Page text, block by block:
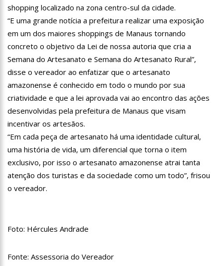
11:52 Petrobras anuncia nova política de preços de combustíveis
Acusado de divulgar fotos de corpo de Marília Mendonça e
de outros artistas mortos vira réu
11:28 Casal é surpreendido com gravidez de sêxtuplos e pai ‘passa
mal’
11:22 UEA e Sejusc lançam cursos de capacitação para
atendimento a Pessoas com Deficiência
11:09 Bruna Biancardi ganha mimo de R$ 820 de Neymar: ‘Se fez
presente mesmo distante’
Wilson Lima entrega Caimi Ada Rodrigues Viana revitalizado
à população idosa da zona oeste
14:25 Confira quais bairros de Manaus ficarão sem energia nesta
segunda-feira (15)
14:17 Motoristas de aplicativo entram em greve em todo o Brasil
Após matar colegas, policial grava vídeo: “Te vejo no inferno”;
13:35 Mulher morre atropelada a caminho do trabalho em Manaus
vasta programação em nove espaços culturais
shopping localizado na zona centro-sul da cidade.
“E uma grande notícia a prefeitura realizar uma exposição
em um dos maiores shoppings de Manaus tornando
concreto o objetivo da Lei de nossa autoria que cria a
Semana do Artesanato e Semana do Artesanato Rural”,
disse o vereador ao enfatizar que o artesanato
amazonense é conhecido em todo o mundo por sua
criatividade e que a lei aprovada vai ao encontro das ações
desenvolvidas pela prefeitura de Manaus que visam
incentivar os artesãos.
“Em cada peça de artesanato há uma identidade cultural,
uma história de vida, um diferencial que torna o item
exclusivo, por isso o artesanato amazonense atrai tanta
atenção dos turistas e da sociedade como um todo”, frisou
o vereador.
Foto: Hércules Andrade
Fonte: Assessoria do Vereador